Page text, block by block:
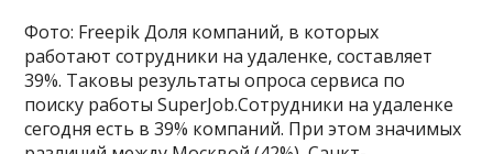
Фото: Freepik Доля компаний, в которых
работают сотрудники на удаленке, составляет
39%. Таковы результаты опроса сервиса по
поиску работы SuperJob.Сотрудники на удаленке
сегодня есть в 39% компаний. При этом значимых